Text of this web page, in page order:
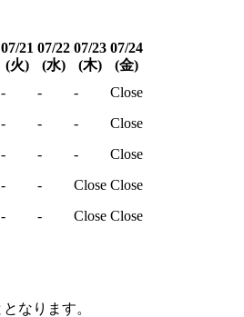
07/21
(火)
07/22
(水)
07/23
(木)
07/24
(金)
- - - Close
- - - Close
- - - Close
- - Close Close
- - Close Close
なります。